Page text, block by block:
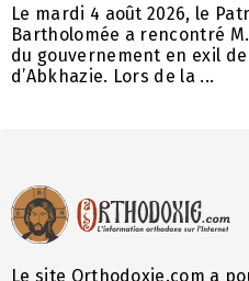
Le mardi 4 août 2026, le
Bartholomée a rencontré
du gouvernement en exil
d’Abkhazie. Lors de la ...
Le site Orthodoxie.com a